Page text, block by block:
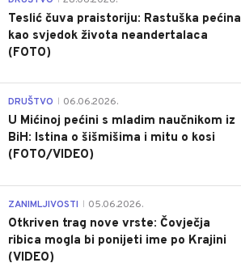
Teslić čuva praistoriju: Rastuška pećina
kao svjedok života neandertalaca
(FOTO)
DRUŠTVO 06.06.2026.
U Mićinoj pećini s mladim naučnikom iz
BiH: Istina o šišmišima i mitu o kosi
(FOTO/VIDEO)
ZANIMLJIVOSTI 05.06.2026.
Otkriven trag nove vrste: Čovječja
ribica mogla bi ponijeti ime po Krajini
(VIDEO)